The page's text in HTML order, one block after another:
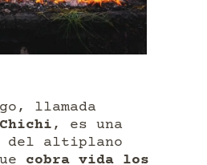
llamada
Chichi , es una
del altiplano
cobra vida los